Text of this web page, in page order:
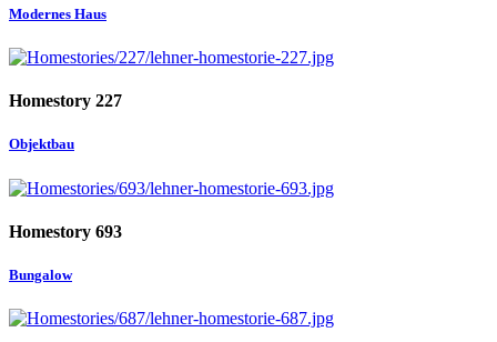
Modernes Haus
Homestory 227
Objektbau
Homestory 693
Bungalow